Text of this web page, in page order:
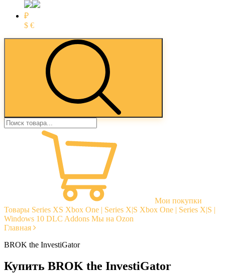
₽
$ €
Мои покупки
Товары Series XS Xbox One | Series X|S Xbox One | Series X|S |
Windows 10 DLC Addons Мы на Ozon
Главная
BROK the InvestiGator
Купить BROK the InvestiGator